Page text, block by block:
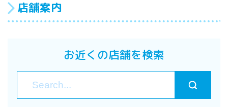
店舗案内
お近くの店舗を検索